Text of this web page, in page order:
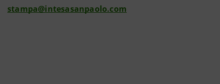
stampa@intesasanpaolo.com